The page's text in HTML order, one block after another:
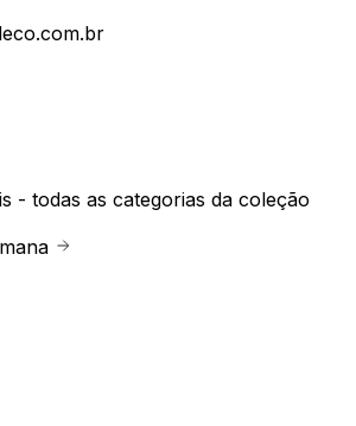
- todas as categorias da coleção